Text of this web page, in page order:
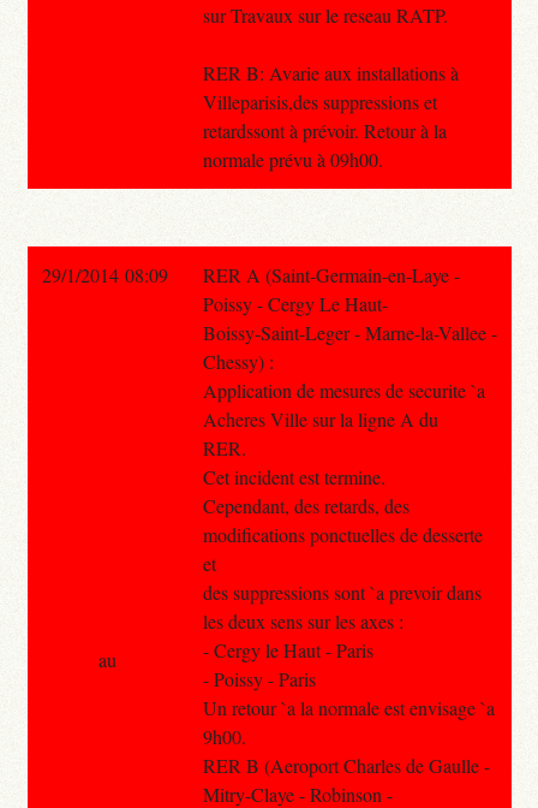
sur Travaux sur le reseau RATP.
RER B: Avarie aux installations à
Villeparisis,des suppressions et
retardssont à prévoir. Retour à la
normale prévu à 09h00.
29/1/2014 08:09
RER A (Saint-Germain-en-Laye -
Poissy - Cergy Le Haut-
Boissy-Saint-Leger - Marne-la-Vallee -
Chessy) :
Application de mesures de securite `a
Acheres Ville sur la ligne A du
RER.
Cet incident est termine.
Cependant, des retards, des
modifications ponctuelles de desserte
et
des suppressions sont `a prevoir dans
les deux sens sur les axes :
- Cergy le Haut - Paris
- Poissy - Paris
Un retour `a la normale est envisage `a
9h00.
RER B (Aeroport Charles de Gaulle -
Mitry-Claye - Robinson -
au